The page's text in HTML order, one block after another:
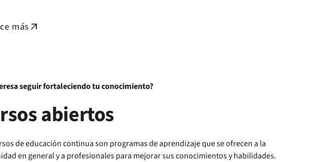
más arrow_outward
seguir fortaleciendo tu conocimiento?
abiertos
de educación continua son programas de aprendizaje que se ofrecen a la
en general y a profesionales para mejorar sus conocimientos y habilidades.